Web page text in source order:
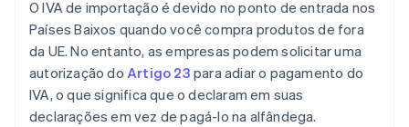
O IVA de importação é devido no ponto de entrada nos
Países Baixos quando você compra produtos de fora
da UE. No entanto, as empresas podem solicitar uma
autorização do Artigo 23 para adiar o pagamento do
IVA, o que significa que o declaram em suas
declarações em vez de pagá-lo na alfândega.